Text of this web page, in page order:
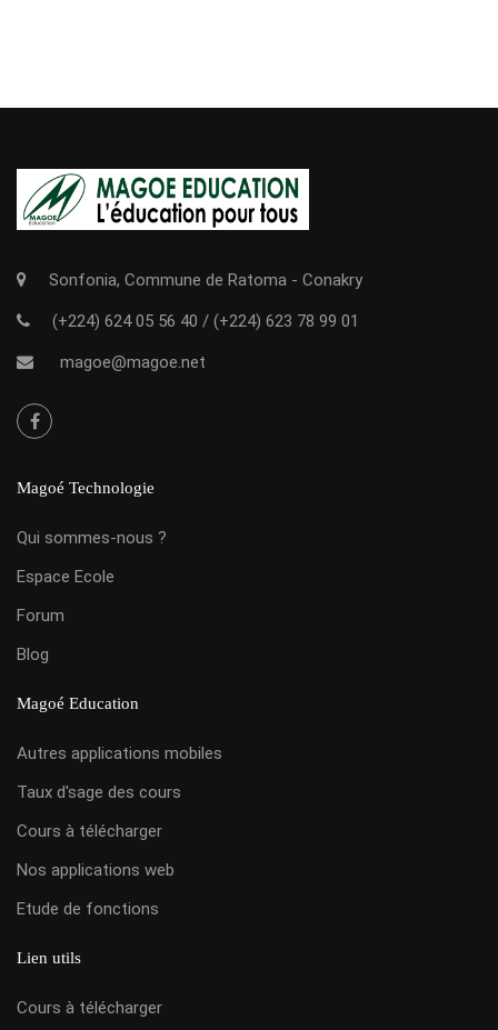
Sonfonia, Commune de Ratoma - Conakry
(+224) 624 05 56 40 / (+224) 623 78 99 01
magoe@magoe.net
Magoé Technologie
Qui sommes-nous ?
Espace Ecole
Forum
Blog
Magoé Education
Autres applications mobiles
Taux d'sage des cours
Cours à télécharger
Nos applications web
Etude de fonctions
Lien utils
Cours à télécharger